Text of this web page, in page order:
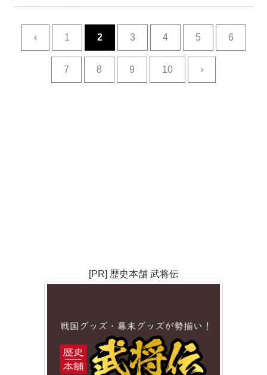
‹ 1 2 3 4 5 6
7 8 9 10 ›
[PR] 歴史本舗 武将伝